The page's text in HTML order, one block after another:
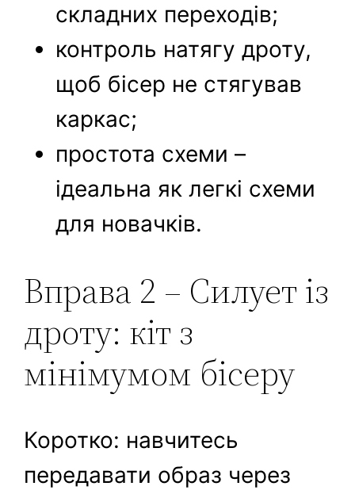
складних переходів;
контроль натягу дроту,
щоб бісер не стягував
каркас;
простота схеми –
ідеальна як легкі схеми
для новачків.
Вправа 2 – Силует із
дроту: кіт з
мінімумом бісеру
Коротко: навчитесь
передавати образ через